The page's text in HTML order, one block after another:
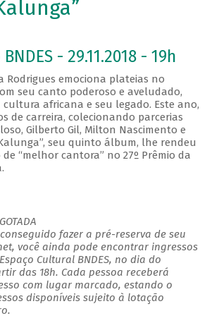
- 29.11.2018 - 19h
Rodrigues emociona plateias no
seu canto poderoso e aveludado,
cultura africana e seu legado. Este ano,
de carreira, colecionando parcerias
Gilberto Gil, Milton Nascimento e
seu quinto álbum, lhe rendeu
“melhor cantora” no 27º Prêmio da
fazer a pré-reserva de seu
você ainda pode encontrar ingressos
Cultural BNDES, no dia do
das 18h. Cada pessoa receberá
com lugar marcado, estando o
disponíveis sujeito à lotação